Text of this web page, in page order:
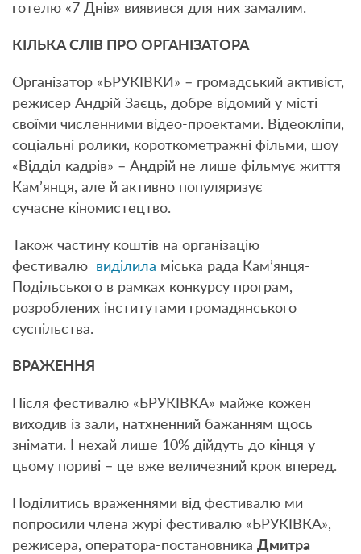
готелю «7 Днів» виявився для них замалим.
КІЛЬКА СЛІВ ПРО ОРГАНІЗАТОРА
Організатор «БРУКІВКИ» – громадський активіст,
режисер Андрій Заєць, добре відомий у місті
своїми численними відео-проектами. Відеокліпи,
соціальні ролики, короткометражні фільми, шоу
«Відділ кадрів» – Андрій не лише фільмує життя
Кам’янця, але й активно популяризує
сучасне кіномистецтво.
Також частину коштів на організацію
фестивалю виділила міська рада Кам’янця-
Подільського в рамках конкурсу програм,
розроблених інститутами громадянського
суспільства.
ВРАЖЕННЯ
Після фестивалю «БРУКІВКА» майже кожен
виходив із зали, натхненний бажанням щось
знімати. І нехай лише 10% дійдуть до кінця у
цьому пориві – це вже величезний крок вперед.
Поділитись враженнями від фестивалю ми
попросили члена журі фестивалю «БРУКІВКА»,
режисера, оператора-постановника Дмитра